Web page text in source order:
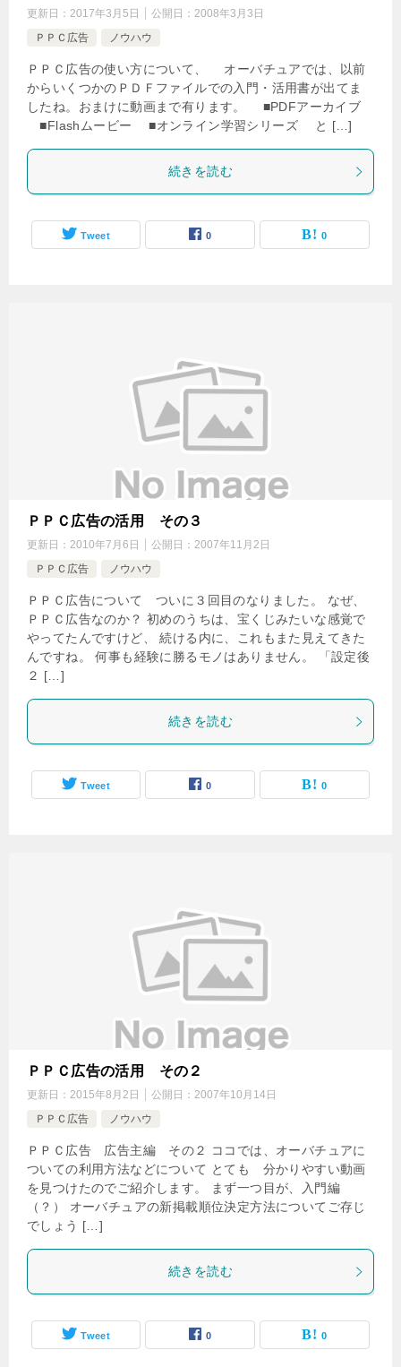
更新日： 2017年3月5日 公開日： 2008年3月3日
ＰＰＣ広告
ノウハウ
ＰＰＣ広告の使い方について、 オーバチュアでは、以前
からいくつかのＰＤＦファイルでの入門・活用書が出てま
したね。おまけに動画まで有ります。 ■PDFアーカイブ
■Flashムービー ■オンライン学習シリーズ と […]
続きを読む
Tweet 0 0
ＰＰＣ広告の活用 その３
更新日： 2010年7月6日 公開日： 2007年11月2日
ＰＰＣ広告
ノウハウ
ＰＰＣ広告について ついに３回目のなりました。 なぜ、
ＰＰＣ広告なのか？ 初めのうちは、宝くじみたいな感覚で
やってたんですけど、 続ける内に、これもまた見えてきた
んですね。 何事も経験に勝るモノはありません。 「設定後
２ […]
続きを読む
Tweet 0 0
ＰＰＣ広告の活用 その２
更新日： 2015年8月2日 公開日： 2007年10月14日
ＰＰＣ広告
ノウハウ
ＰＰＣ広告 広告主編 その２ ココでは、オーバチュアに
ついての利用方法などについて とても 分かりやすい動画
を見つけたのでご紹介します。 まず一つ目が、入門編
（？） オーバチュアの新掲載順位決定方法についてご存じ
でしょう […]
続きを読む
Tweet 0 0